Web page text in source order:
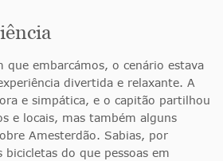
que embarcámos, o cenário estava
divertida e relaxante. A
e simpática, e o capitão partilhou
e locais, mas também alguns
Amesterdão. Sabias, por
do que pessoas em